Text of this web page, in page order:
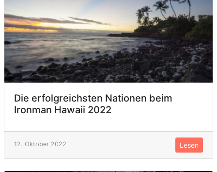
Die erfolgreichsten Nationen beim
Ironman Hawaii 2022
12. Oktober 2022 Lesen